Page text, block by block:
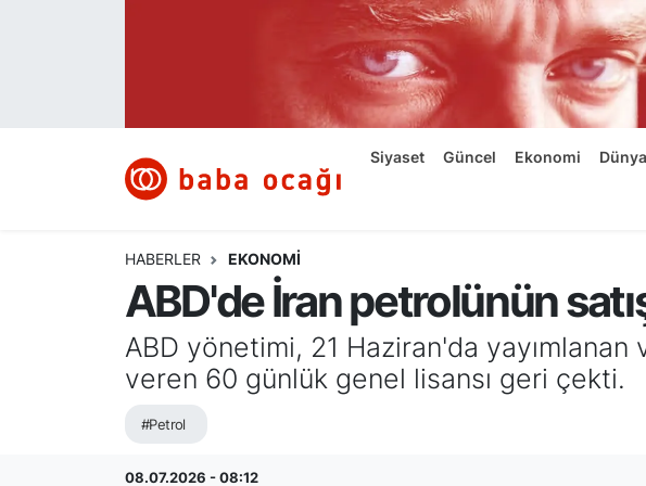
Siyaset Güncel Ekonomi Dünya
HABERLER EKONOMI
ABD'de İran petrolünün
ABD yönetimi, 21 Haziran'da
veren 60 günlük genel lisansı geri çekti.
#Petrol
08.07.2026 - 08:12
Ekonomi
Kültür ve Sanat
Bilim ve Teknoloji
Yazı Dizisi
Namaz Vakitleri
Trafik Durumu
Süper Lig Puan Durumu ve Fikstür
Tüm Manşetler
Son Dakika Haberleri
Haber Arşivi